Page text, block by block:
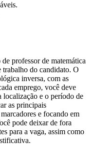
professor de matemática
do candidato. O
inversa, com as
emprego, você deve
localização e o período de
as principais
e focando em
pode deixar de fora
para a vaga, assim como